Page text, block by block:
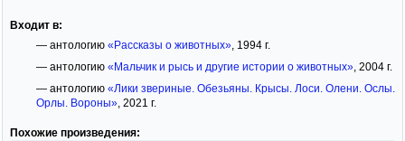
Входит в:
— антологию «Рассказы о животных», 1994 г.
— антологию «Мальчик и рысь и другие истории о животных», 2004 г.
— антологию «Лики звериные. Обезьяны. Крысы. Лоси. Олени. Ослы.
Орлы. Вороны», 2021 г.
Похожие произведения: